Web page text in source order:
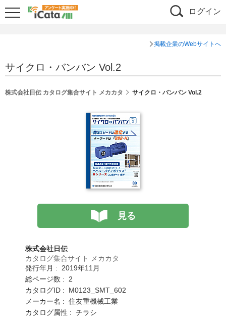
ログイン
掲載企業のWebサイトへ
サイクロ・バンバン Vol.2
株式会社日伝 カタログ集合サイト メカカタ サイクロ・バンバン Vol.2
見る
株式会社日伝
カタログ集合サイト メカカタ
発行年月 : 2019年11月
総ページ数 : 2
カタログID : M0123_SMT_602
メーカー名 : 住友重機械工業
カタログ属性 : チラシ